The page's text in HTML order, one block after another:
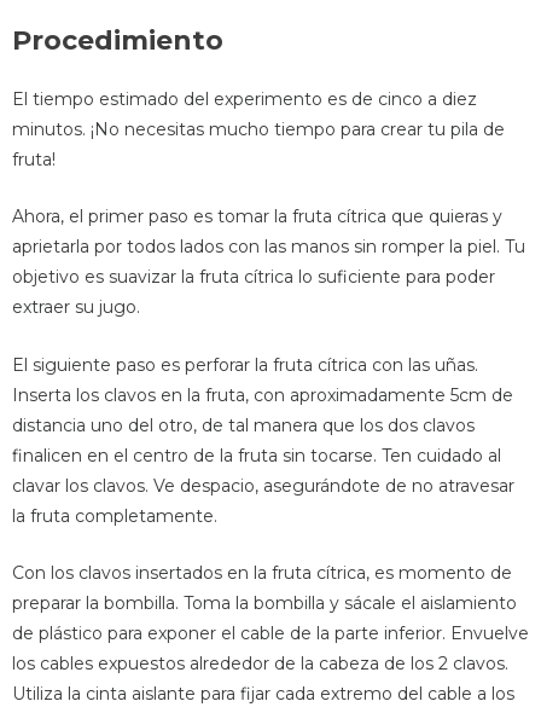
Procedimiento
El tiempo estimado del experimento es de cinco a diez
minutos. ¡No necesitas mucho tiempo para crear tu pila de
fruta!
Ahora, el primer paso es tomar la fruta cítrica que quieras y
aprietarla por todos lados con las manos sin romper la piel. Tu
objetivo es suavizar la fruta cítrica lo suficiente para poder
extraer su jugo.
El siguiente paso es perforar la fruta cítrica con las uñas.
Inserta los clavos en la fruta, con aproximadamente 5cm de
distancia uno del otro, de tal manera que los dos clavos
finalicen en el centro de la fruta sin tocarse. Ten cuidado al
clavar los clavos. Ve despacio, asegurándote de no atravesar
la fruta completamente.
Con los clavos insertados en la fruta cítrica, es momento de
preparar la bombilla. Toma la bombilla y sácale el aislamiento
de plástico para exponer el cable de la parte inferior. Envuelve
los cables expuestos alrededor de la cabeza de los 2 clavos.
Utiliza la cinta aislante para fijar cada extremo del cable a los